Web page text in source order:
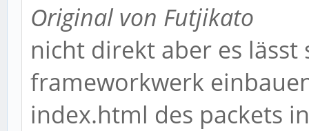
Original von Futjikato
nicht direkt aber es lässt
frameworkwerk
index.html des packets